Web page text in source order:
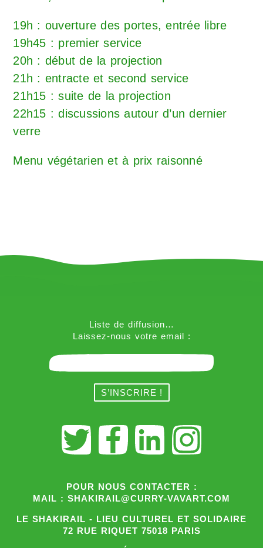
19h : ouverture des portes, entrée libre
19h45 : premier service
20h : début de la projection
21h : entracte et second service
21h15 : suite de la projection
22h15 : discussions autour d’un dernier
verre
Menu végétarien et à prix raisonné
Liste de diffusion…
Laissez-nous votre email :
POUR NOUS CONTACTER :
MAIL : SHAKIRAIL@CURRY-VAVART.COM
LE SHAKIRAIL - LIEU CULTUREL ET SOLIDAIRE
72 RUE RIQUET 75018 PARIS